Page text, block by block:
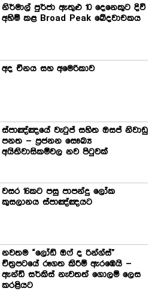
නිර්මාල් පුර්ජා ඇතුළු 10 දෙනෙකුට දිවි
අහිමි කළ Broad Peak ඛේදවාචකය
අද චීනය සහ අමෙරිකාව
ස්පාඤ්ඤයේ වැටුප් සහිත ඔසප් නිවාඩු
පනත – ප්‍රජනන සෞඛ්‍ය
අයිතිවාසිකම්වල නව පිටුවක්
වසර 16කට පසු පාපන්දු ලෝක
කුසලානය ස්පාඤ්ඤයට
නවතම “ලෝඩ් ඔෆ් ද රින්ග්ස්”
චිත්‍රපටයේ රූගත කිරීම් ඇරඹෙයි –
ඇන්ඩි සර්කිස් නැවතත් ගොලම් ලෙස
කරළියට